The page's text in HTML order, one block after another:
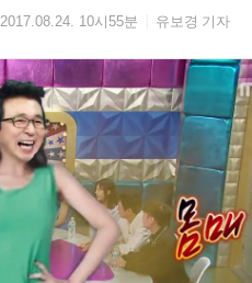
2017.08.24. 10시55분 유보경 기자